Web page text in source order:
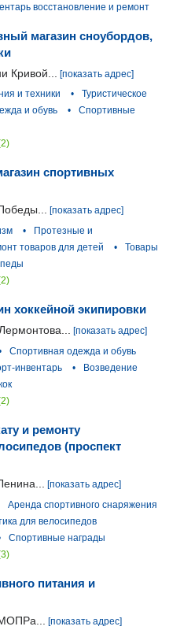
восстановление и ремонт
магазин сноубордов,
Кривой...
[показать адрес]
и техники •
Туристическое
и обувь •
Спортивные
спортивных
[показать адрес]
•
Протезные и
товаров для детей •
Товары
хоккейной экипировки
[показать адрес]
Спортивная одежда и обувь
инвентарь •
Возведение
и ремонту
(проспект
[показать адрес]
Аренда спортивного снаряжения
для велосипедов
Спортивные награды
питания и
[показать адрес]